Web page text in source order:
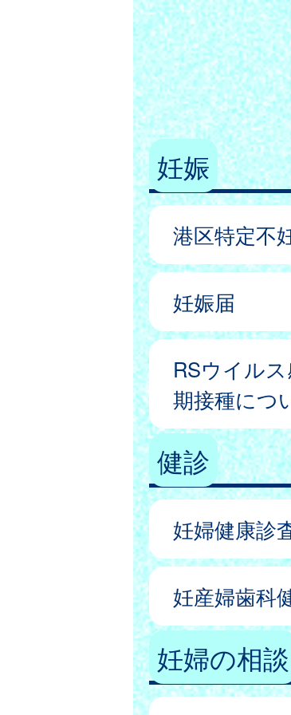
妊娠
港区特定不
妊娠届
RSウイル
期接種につ
健診
妊婦健康診
妊産婦歯科
妊婦の相談